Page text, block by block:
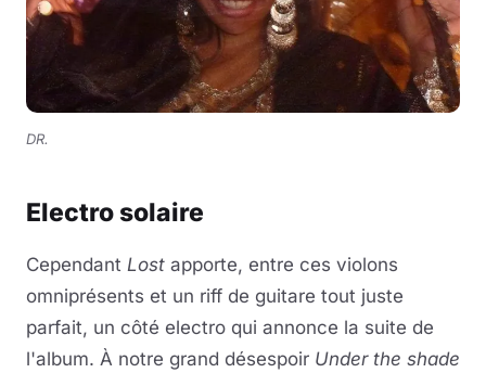
DR.
Electro solaire
Cependant Lost apporte, entre ces violons
omniprésents et un riff de guitare tout juste
parfait, un côté electro qui annonce la suite de
l'album. À notre grand désespoir Under the shade